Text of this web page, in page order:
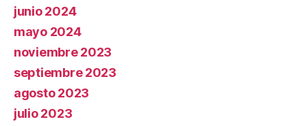
junio 2024
mayo 2024
noviembre 2023
septiembre 2023
agosto 2023
julio 2023